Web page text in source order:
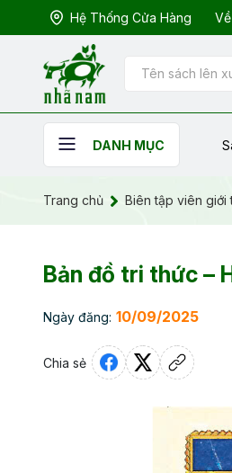
Hệ Thống Cửa Hàng
DANH MỤC
Trang chủ Biên tập viên giới
Bản đồ tri thức –
Ngày đăng: 10/09/2025
Chia sẻ